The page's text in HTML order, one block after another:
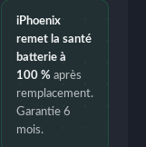
iPhoenix
remet la santé
batterie à
100 % après
remplacement.
Garantie 6
mois.